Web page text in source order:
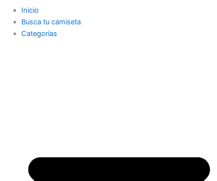
Inicio
Busca tu camiseta
Categorías